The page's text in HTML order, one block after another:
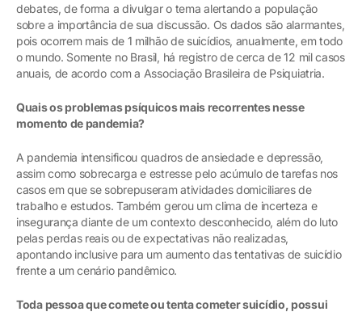
debates, de forma a divulgar o tema alertando a população
sobre a importância de sua discussão. Os dados são alarmantes,
pois ocorrem mais de 1 milhão de suicídios, anualmente, em todo
o mundo. Somente no Brasil, há registro de cerca de 12 mil casos
anuais, de acordo com a Associação Brasileira de Psiquiatria.
Quais os problemas psíquicos mais recorrentes nesse
momento de pandemia?
A pandemia intensificou quadros de ansiedade e depressão,
assim como sobrecarga e estresse pelo acúmulo de tarefas nos
casos em que se sobrepuseram atividades domiciliares de
trabalho e estudos. Também gerou um clima de incerteza e
insegurança diante de um contexto desconhecido, além do luto
pelas perdas reais ou de expectativas não realizadas,
apontando inclusive para um aumento das tentativas de suicídio
frente a um cenário pandêmico.
Toda pessoa que comete ou tenta cometer suicídio, possui